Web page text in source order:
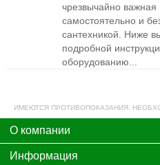
чрезвычайно
самостоятельно и
сантехникой. Ниже
подробной
оборудованию...
ИМЕЮТСЯ ПРОТИВОПОКАЗАНИЯ.
О компании
Информация